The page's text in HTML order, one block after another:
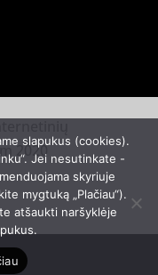
2020
slapukus (cookies).
Jei nesutinkate -
skyriuje
mygtuką „Plačiau“).
atšaukti naršyklėje